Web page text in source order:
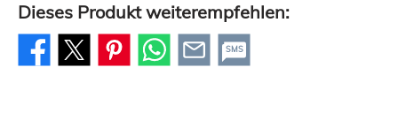
Dieses Produkt weiterempfehlen:
SMS